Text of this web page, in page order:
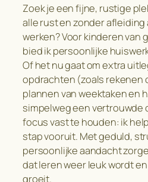
Zoek je een fijne, rustige
alle rust en zonder afleiding
werken? Voor kinderen van
bied ik persoonlijke
Of het nu gaat om extra
opdrachten (zoals rekenen
plannen van weektaken en
simpelweg een vertrouwde
focus vast te houden: ik
stap vooruit. Met geduld,
persoonlijke aandacht
dat leren weer leuk wordt
groeit.